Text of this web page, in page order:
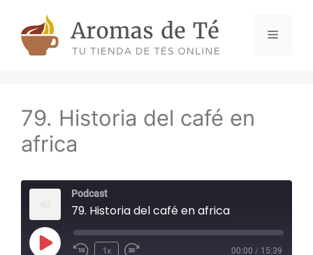
content
Menu
79. Historia del café en
africa
Podcast
79. Historia del café en africa
Play
1x 00:00 / 15:39